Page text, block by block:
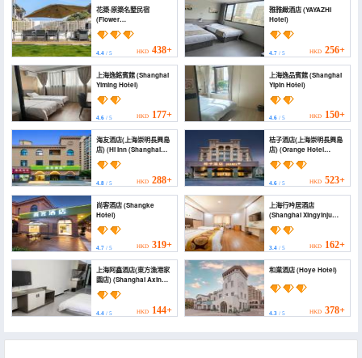
花築·原築名墅民宿
(Flower
Building·Yuanzhu
Mingshu Homestay)
4.4 / 5 HKD 438+
雅雅緻酒店 (YAYAZHI
Hotel)
4.7/ 5 HKD 256+
上海逸銘賓館 (Shanghai
Yiming Hotel)
4.6 / 5 HKD 177+
上海逸品賓館 (Shanghai
Yipin Hotel)
4.6/ 5 HKD 150+
海友酒店(上海崇明長興島
店) (Hi Inn (Shanghai
Chongming Changxing
Island))
4.8 / 5 HKD 288+
桔子酒店(上海崇明長興島
店) (Orange Hotel
(Shanghai Chongming
Changxing Island))
4.6/ 5 HKD 523+
尚客酒店 (Shangke
Hotel)
4.7 / 5 HKD 319+
上海行吟居酒店
(Shanghai Xingyinju
Hotel)
3.4/ 5 HKD 162+
上海阿鑫酒店(東方漁港家
園店) (Shanghai Axin
Hotel (Dongfang
Fishing Port Jiayuan))
4.4 / 5 HKD 144+
和業酒店 (Hoye Hotel)
4.3/ 5 HKD 378+